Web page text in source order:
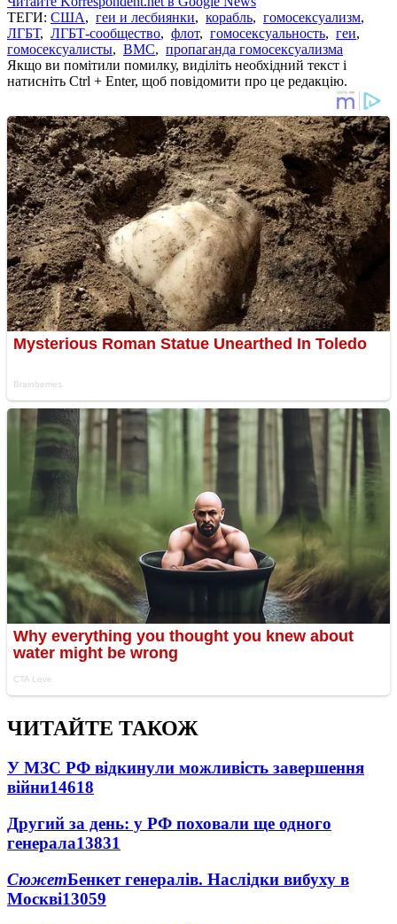
ТЕГИ: США, геи и лесбиянки, корабль, гомосексуализм,
ЛГБТ, ЛГБТ-сообщество, флот, гомосексуальность, геи,
гомосексуалисты, ВМС, пропаганда гомосексуализма
Якщо ви помітили помилку, виділіть необхідний текст і
натисніть Ctrl + Enter, щоб повідомити про це редакцію.
ЧИТАЙТЕ ТАКОЖ
У МЗС РФ відкинули можливість завершення
війни14618
Другий за день: у РФ поховали ще одного
генерала13831
СюжетБенкет генералів. Наслідки вибуху в
Москві13059